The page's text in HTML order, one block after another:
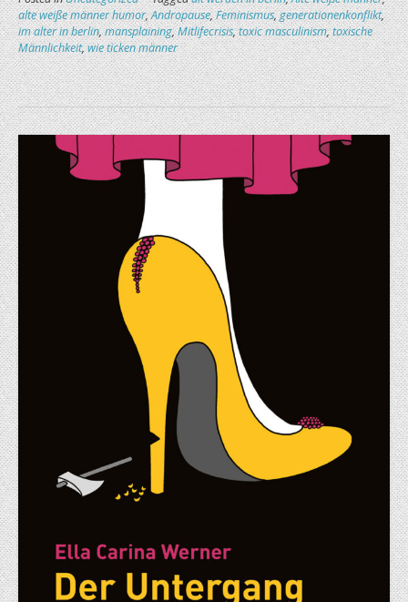
alte weiße männer humor,Andropause,Feminismus,generationenkonflikt,
im alter in berlin,mansplaining,Mitlifecrisis,toxic masculinism,toxische
Männlichkeit,wie ticken männer